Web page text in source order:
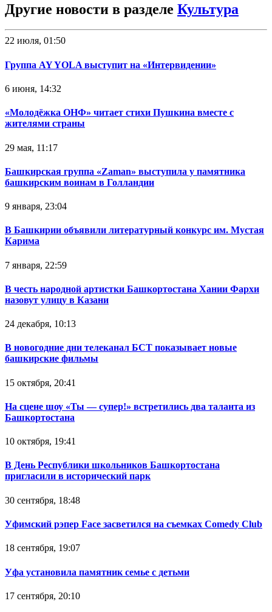
Другие новости в разделе Культура
22 июля, 01:50
Группа AY YOLA выступит на «Интервидении»
6 июня, 14:32
«Молодёжка ОНФ» читает стихи Пушкина вместе с
жителями страны
29 мая, 11:17
Башкирская группа «Zaman» выступила у памятника
башкирским воинам в Голландии
9 января, 23:04
В Башкирии объявили литературный конкурс им. Мустая
Карима
7 января, 22:59
В честь народной артистки Башкортостана Хании Фархи
назовут улицу в Казани
24 декабря, 10:13
В новогодние дни телеканал БСТ показывает новые
башкирские фильмы
15 октября, 20:41
На сцене шоу «Ты — супер!» встретились два таланта из
Башкортостана
10 октября, 19:41
В День Республики школьников Башкортостана
пригласили в исторический парк
30 сентября, 18:48
Уфимский рэпер Face засветился на съемках Comedy Club
18 сентября, 19:07
Уфа установила памятник семье с детьми
17 сентября, 20:10